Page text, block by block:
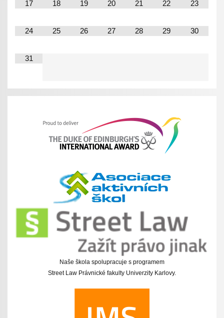
17 18 19 20 21 22 23
24 25 26 27 28 29 30
31
Naše škola spolupracuje s programem
Street Law Právnické fakulty Univerzity Karlovy.